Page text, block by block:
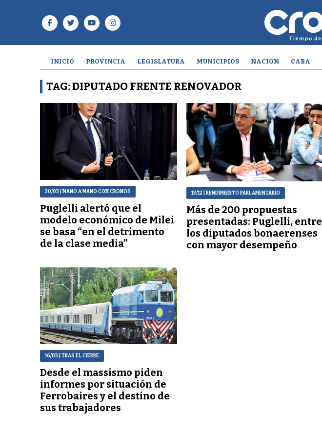
INICIO PROVINCIA LEGISLATURA MUNICIPIOS NACION CABA
TAG: DIPUTADO FRENTE RENOVADOR
20/03 | MANO A MANO CON CRONOS
Puglelli alertó que el
modelo económico de Milei
se basa “en el detrimento
de la clase media”
13/12| RENDIMIENTO PARLAMENTARIO
Más de 200 propuestas
presentadas: Puglelli, entre
los diputados bonaerenses
con mayor desempeño
16/03 | TRAS EL CIERRE
Desde el massismo piden
informes por situación de
Ferrobaires y el destino de
sus trabajadores